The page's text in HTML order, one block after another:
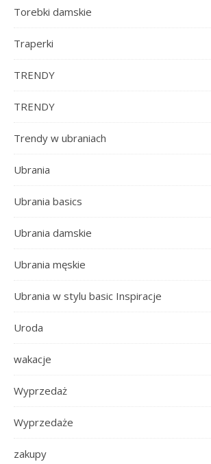
Torebki damskie
Traperki
TRENDY
TRENDY
Trendy w ubraniach
Ubrania
Ubrania basics
Ubrania damskie
Ubrania męskie
Ubrania w stylu basic Inspiracje
Uroda
wakacje
Wyprzedaż
Wyprzedaże
zakupy